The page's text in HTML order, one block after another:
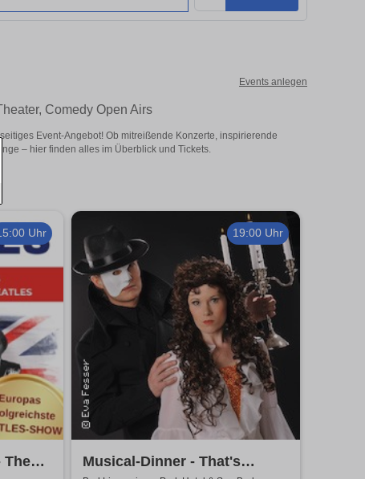
Events anlegen
Comedy Open Airs
Event-Angebot! Ob mitreißende Konzerte, inspirierende
– hier finden alles im Überblick und Tickets.
Uhr
The
19:00 Uhr
Musical-Dinner - That's